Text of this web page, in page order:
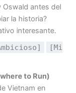
Oswald antes del
la historia?
interesante.
[Mi
to Run)
Vietnam en